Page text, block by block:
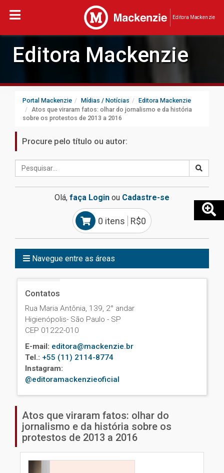
Editora Mackenzie
Editora Mackenzie
Portal Mackenzie Mídias / Notícias
Editora Mackenzie
Atos que viraram fatos: olhar do jornalismo e da história
sobre os protestos de 2013 a 2016
Procure pelo título ou autor:
Olá, faça Login ou Cadastre-se
0 itens R$0
Navegue entre as áreas
Contatos
Rua Maria Antônia, 139, 2° andar
Higienópolis- São Paulo - SP
CEP 01222-010
E-mail: editora@mackenzie.br
Tel.: +55 (11) 2114-8774
Instagram:
@editoramackenzieoficial
Atos que viraram fatos: olhar do
jornalismo e da história sobre os
protestos de 2013 a 2016